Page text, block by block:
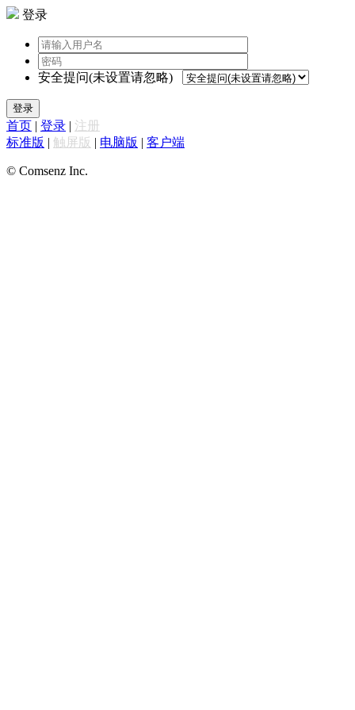
登录
安全提问(未设置请忽略)
登录
首页 | 登录 | 注册
标准版 | 触屏版 | 电脑版 | 客户端
© Comsenz Inc.